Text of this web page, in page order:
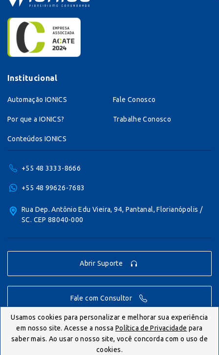
Institucional
Automação IONICS
Por que a IONICS?
Conteúdos IONICS
Fale Conosco
Trabalhe Conosco
+55 48 3333-8666
+55 48 99626-7683
Rua Dep. Antônio Edu Vieira, 94, Pantanal, Florianópolis /
SC. CEP 88040-000
Abrir Suporte
Fale com Consultor
© IONICS 2026 - Todos os direitos reservados.
Politica de Privacidade
Usamos cookies para personalizar e melhorar sua experiência
em nosso site. Acesse a nossa Política de Privacidade para
saber mais. Ao usar o nosso site, você concorda com o uso de
cookies.